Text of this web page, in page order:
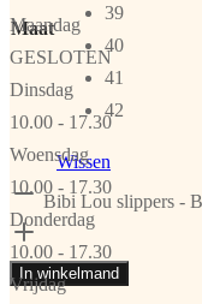
Maat
39
40
41
42
Wissen
Bibi Lou slippers -
In winkelmand
Maandag
GESLOTEN
Dinsdag
10.00 - 17.30
Woensdag
10.00 - 17.30
Donderdag
10.00 - 17.30
Vrijdag